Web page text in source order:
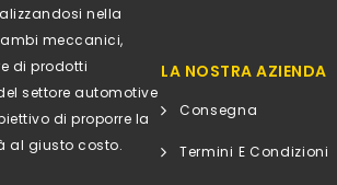
nella
meccanici,
di prodotti
settore automotive
di proporre la
al giusto costo.
LA NOSTRA AZIENDA
Consegna
Termini E Condizioni